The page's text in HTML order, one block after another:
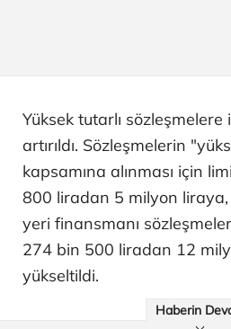
Yüksek tutarlı
artırıldı. Sözleşmelerin
kapsamına alınması için
800 liradan 5 milyon liraya,
yeri finansmanı
274 bin 500 liradan 12
yükseltildi.
Haberin